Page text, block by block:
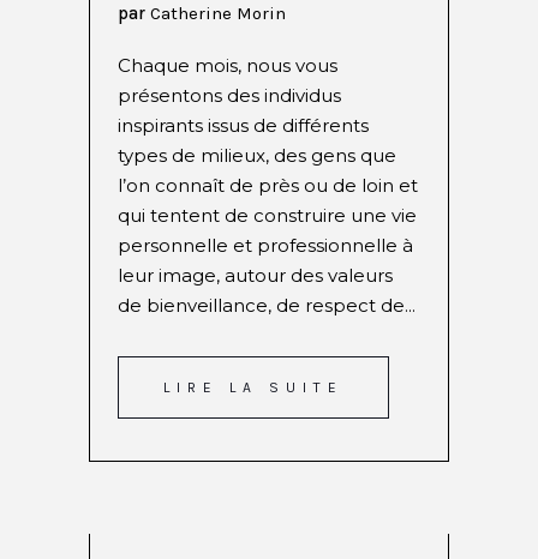
par Catherine Morin
Chaque mois, nous vous
présentons des individus
inspirants issus de différents
types de milieux, des gens que
l’on connaît de près ou de loin et
qui tentent de construire une vie
personnelle et professionnelle à
leur image, autour des valeurs
de bienveillance, de respect de...
LIRE LA SUITE